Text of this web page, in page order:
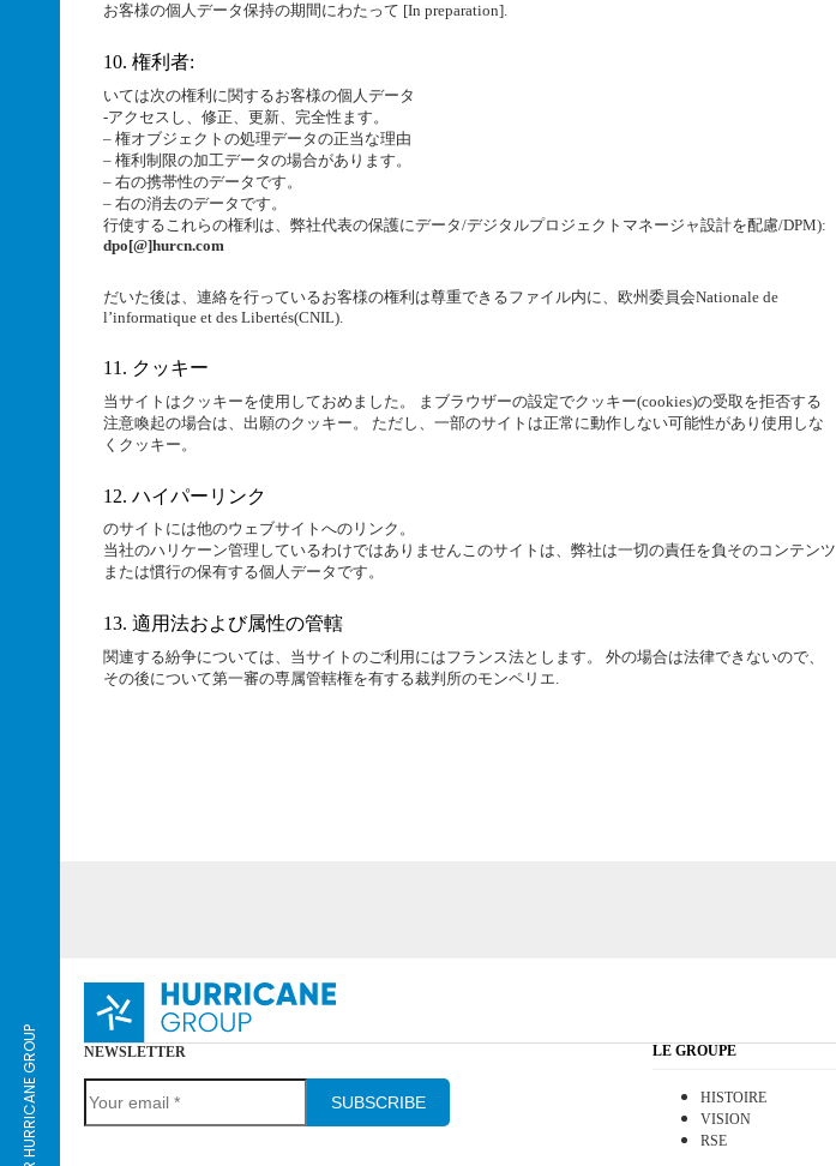
お客様の個人データ保持の期間にわたって [In preparation].
10. 権利者:
いては次の権利に関するお客様の個人データ
-アクセスし、修正、更新、完全性ます。
– 権オブジェクトの処理データの正当な理由
– 権利制限の加工データの場合があります。
– 右の携帯性のデータです。
– 右の消去のデータです。
行使するこれらの権利は、弊社代表の保護にデータ/デジタルプロジェクトマネージャ設計を配慮/DPM):
dpo[@]hurcn.com
だいた後は、連絡を行っているお客様の権利は尊重できるファイル内に、欧州委員会Nationale de
l’informatique et des Libertés(CNIL).
11. クッキー
当サイトはクッキーを使用しておめました。 まブラウザーの設定でクッキー(cookies)の受取を拒否する
注意喚起の場合は、出願のクッキー。 ただし、一部のサイトは正常に動作しない可能性があり使用しな
くクッキー。
12. ハイパーリンク
のサイトには他のウェブサイトへのリンク。
当社のハリケーン管理しているわけではありませんこのサイトは、弊社は一切の責任を負そのコンテンツ
または慣行の保有する個人データです。
13. 適用法および属性の管轄
関連する紛争については、当サイトのご利用にはフランス法とします。 外の場合は法律できないので、
その後について第一審の専属管轄権を有する裁判所のモンペリエ.
NEWSLETTER
SUBSCRIBE
LE GROUPE
HISTOIRE
VISION
RSE